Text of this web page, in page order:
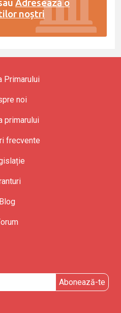
Adresează o
noștri
Primarului
noi
primarului
frecvente
Blog